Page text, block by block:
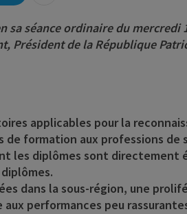
sa séance ordinaire du
Président de la République
applicables pour la
formation aux professions de
les diplômes sont directement
dans la sous-région, une
performances peu